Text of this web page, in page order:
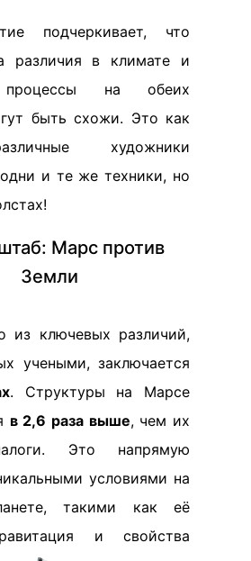
подчеркивает, что
различия в климате и
процессы на обеих
быть схожи. Это как
художники
и те же техники, но
Марс против
Земли
из ключевых различий,
учеными, заключается
. Структуры на Марсе
в 2,6 раза выше, чем их
Это напрямую
условиями на
такими как её
и свойства